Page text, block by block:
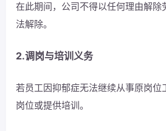
在此期间，公司不得以任何理由解除
法解除。
2.调岗与培训义务
若员工因抑郁症无法继续从事原岗位
岗位或提供培训。